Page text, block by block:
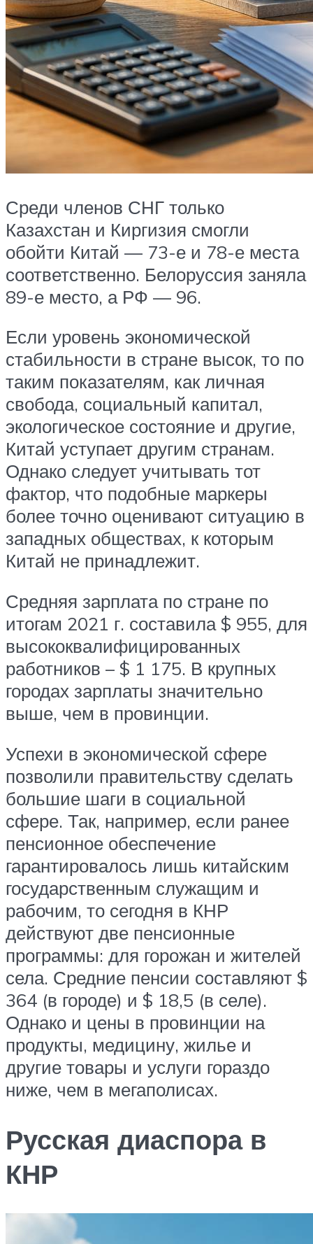
Среди членов СНГ только
Казахстан и Киргизия смогли
обойти Китай — 73-е и 78-е места
соответственно. Белоруссия заняла
89-е место, а РФ — 96.
Если уровень экономической
стабильности в стране высок, то по
таким показателям, как личная
свобода, социальный капитал,
экологическое состояние и другие,
Китай уступает другим странам.
Однако следует учитывать тот
фактор, что подобные маркеры
более точно оценивают ситуацию в
западных обществах, к которым
Китай не принадлежит.
Средняя зарплата по стране по
итогам 2021 г. составила $ 955, для
высококвалифицированных
работников – $ 1 175. В крупных
городах зарплаты значительно
выше, чем в провинции.
Успехи в экономической сфере
позволили правительству сделать
большие шаги в социальной
сфере. Так, например, если ранее
пенсионное обеспечение
гарантировалось лишь китайским
государственным служащим и
рабочим, то сегодня в КНР
действуют две пенсионные
программы: для горожан и жителей
села. Средние пенсии составляют $
364 (в городе) и $ 18,5 (в селе).
Однако и цены в провинции на
продукты, медицину, жилье и
другие товары и услуги гораздо
ниже, чем в мегаполисах.
Русская диаспора в
КНР